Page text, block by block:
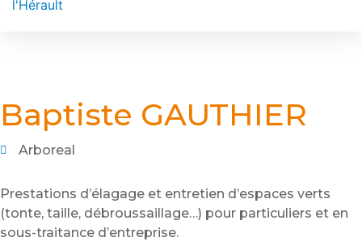
Baptiste GAUTHIER
Arboreal
Prestations d’élagage et entretien d’espaces verts
(tonte, taille, débroussaillage…) pour particuliers et en
sous-traitance d’entreprise.